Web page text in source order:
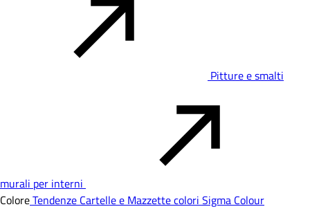
Pitture e smalti
murali per interni
ColoreTendenze Cartelle e Mazzette colori Sigma Colour